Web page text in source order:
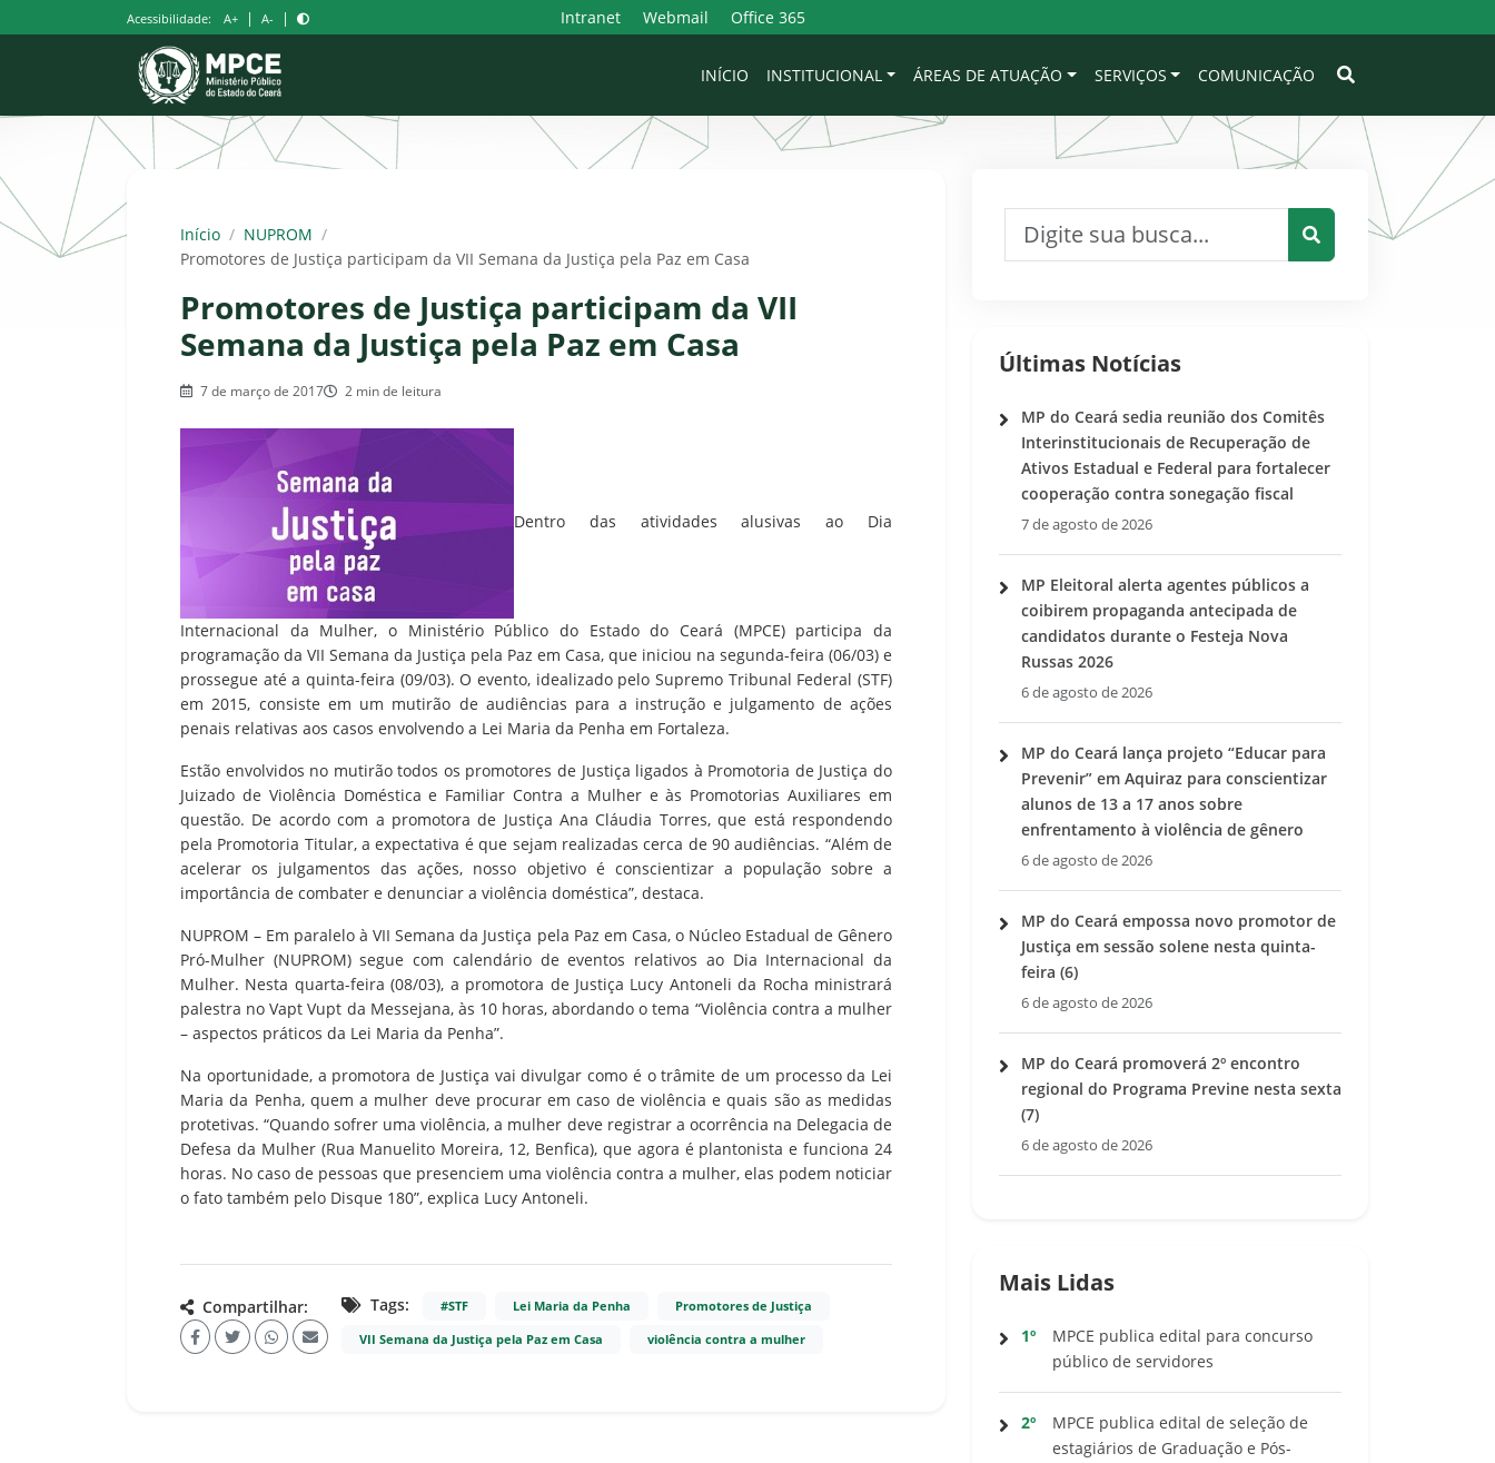
para
Acessibilidade: A+ | A- | Intranet Webmail Office 365
INÍCIO INSTITUCIONAL ÁREAS DE ATUAÇÃO SERVIÇOS COMUNICAÇÃO
Início / NUPROM /
Promotores de Justiça participam da VII Semana da Justiça pela Paz em Casa
Promotores de Justiça participam da VII
Semana da Justiça pela Paz em Casa
7 de março de 2017 2 min de leitura
Dentro das atividades alusivas ao Dia
Internacional da Mulher, o Ministério Público do Estado do Ceará (MPCE) participa da
programação da VII Semana da Justiça pela Paz em Casa, que iniciou na segunda-feira (06/03) e
prossegue até a quinta-feira (09/03). O evento, idealizado pelo Supremo Tribunal Federal (STF)
em 2015, consiste em um mutirão de audiências para a instrução e julgamento de ações
penais relativas aos casos envolvendo a Lei Maria da Penha em Fortaleza.
Estão envolvidos no mutirão todos os promotores de Justiça ligados à Promotoria de Justiça do
Juizado de Violência Doméstica e Familiar Contra a Mulher e às Promotorias Auxiliares em
questão. De acordo com a promotora de Justiça Ana Cláudia Torres, que está respondendo
pela Promotoria Titular, a expectativa é que sejam realizadas cerca de 90 audiências. “Além de
acelerar os julgamentos das ações, nosso objetivo é conscientizar a população sobre a
importância de combater e denunciar a violência doméstica”, destaca.
NUPROM – Em paralelo à VII Semana da Justiça pela Paz em Casa, o Núcleo Estadual de Gênero
Pró-Mulher (NUPROM) segue com calendário de eventos relativos ao Dia Internacional da
Mulher. Nesta quarta-feira (08/03), a promotora de Justiça Lucy Antoneli da Rocha ministrará
palestra no Vapt Vupt da Messejana, às 10 horas, abordando o tema “Violência contra a mulher
– aspectos práticos da Lei Maria da Penha”.
Na oportunidade, a promotora de Justiça vai divulgar como é o trâmite de um processo da Lei
Maria da Penha, quem a mulher deve procurar em caso de violência e quais são as medidas
protetivas. “Quando sofrer uma violência, a mulher deve registrar a ocorrência na Delegacia de
Defesa da Mulher (Rua Manuelito Moreira, 12, Benfica), que agora é plantonista e funciona 24
horas. No caso de pessoas que presenciem uma violência contra a mulher, elas podem noticiar
o fato também pelo Disque 180”, explica Lucy Antoneli.
Compartilhar: Tags: #STF Lei Maria da Penha Promotores de Justiça
VII Semana da Justiça pela Paz em Casa violência contra a mulher
Pesquisar
Últimas Notícias
MP do Ceará sedia reunião dos Comitês
Interinstitucionais de Recuperação de
Ativos Estadual e Federal para fortalecer
cooperação contra sonegação fiscal
7 de agosto de 2026
MP Eleitoral alerta agentes públicos a
coibirem propaganda antecipada de
candidatos durante o Festeja Nova
Russas 2026
6 de agosto de 2026
MP do Ceará lança projeto “Educar para
Prevenir” em Aquiraz para conscientizar
alunos de 13 a 17 anos sobre
enfrentamento à violência de gênero
6 de agosto de 2026
MP do Ceará empossa novo promotor de
Justiça em sessão solene nesta quinta-
feira (6)
6 de agosto de 2026
MP do Ceará promoverá 2º encontro
regional do Programa Previne nesta sexta
(7)
6 de agosto de 2026
Mais Lidas
1º
MPCE publica edital para concurso
público de servidores
2º
MPCE publica edital de seleção de
estagiários de Graduação e Pós-